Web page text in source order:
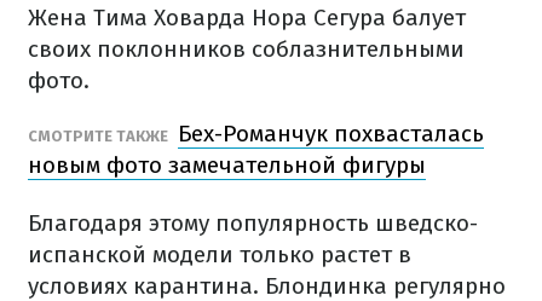
Жена Тима Ховарда Нора Сегура балует
своих поклонников соблазнительными
фото.
СМОТРИТЕ ТАКЖЕ
Бех-Романчук похвасталась
новым фото замечательной фигуры
Благодаря этому популярность шведско-
испанской модели только растет в
условиях карантина. Блондинка регулярно